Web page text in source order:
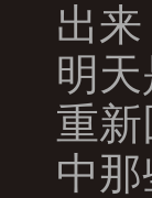
出
明
重
中